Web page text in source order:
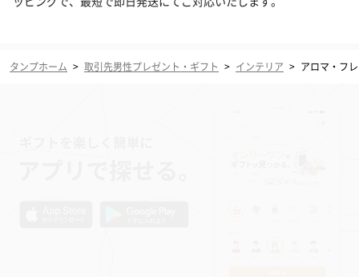
タンプホーム > 取引先男性プレゼント・ギフト > インテリア > アロマ・フ